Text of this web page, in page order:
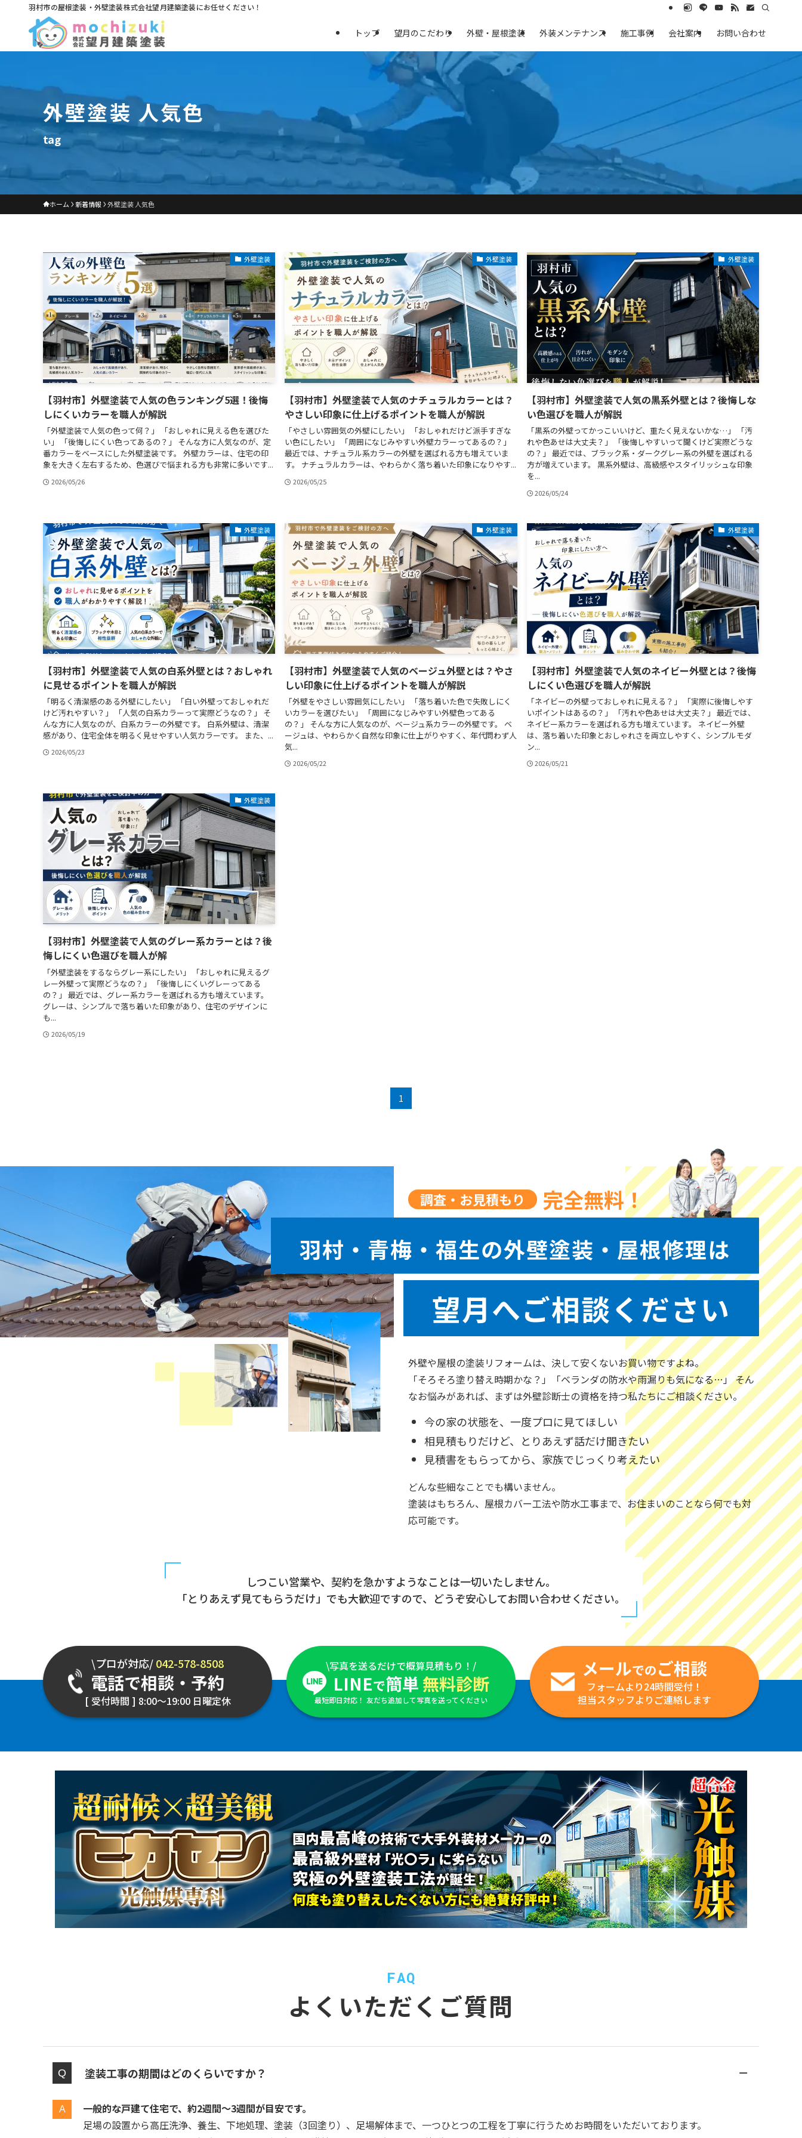
羽村市の屋根塗装・外壁塗装株式会社望月建築塗装にお任せください！
トップ 望月のこだわり 外壁・屋根塗装 外装メンテナンス 施工事例 会社案内 お問い合わせ
外壁塗装 人気色
tag
ホーム 新着情報 外壁塗装 人気色
外壁塗装
【羽村市】外壁塗装で人気の色ランキング5選！後悔
しにくいカラーを職人が解説
「外壁塗装で人気の色って何？」 「おしゃれに見える色を選びた
い」 「後悔しにくい色ってあるの？」 そんな方に人気なのが、定
番カラーをベースにした外壁塗装です。 外壁カラーは、住宅の印
象を大きく左右するため、色選びで悩まれる方も非常に多いです...
2026/05/26
外壁塗装
【羽村市】外壁塗装で人気のナチュラルカラーとは？
やさしい印象に仕上げるポイントを職人が解説
「やさしい雰囲気の外壁にしたい」 「おしゃれだけど派手すぎな
い色にしたい」 「周囲になじみやすい外壁カラーってあるの？」
最近では、ナチュラル系カラーの外壁を選ばれる方も増えていま
す。 ナチュラルカラーは、やわらかく落ち着いた印象になりやす...
2026/05/25
外壁塗装
【羽村市】外壁塗装で人気の黒系外壁とは？後悔しな
い色選びを職人が解説
「黒系の外壁ってかっこいいけど、重たく見えないかな…」 「汚
れや色あせは大丈夫？」 「後悔しやすいって聞くけど実際どうな
の？」 最近では、ブラック系・ダークグレー系の外壁を選ばれる
方が増えています。 黒系外壁は、高級感やスタイリッシュな印象
を...
2026/05/24
外壁塗装
【羽村市】外壁塗装で人気の白系外壁とは？おしゃれ
に見せるポイントを職人が解説
「明るく清潔感のある外壁にしたい」 「白い外壁っておしゃれだ
けど汚れやすい？」 「人気の白系カラーって実際どうなの？」 そ
んな方に人気なのが、白系カラーの外壁です。 白系外壁は、清潔
感があり、住宅全体を明るく見せやすい人気カラーです。 また、...
2026/05/23
外壁塗装
【羽村市】外壁塗装で人気のベージュ外壁とは？やさ
しい印象に仕上げるポイントを職人が解説
「外壁をやさしい雰囲気にしたい」 「落ち着いた色で失敗しにく
いカラーを選びたい」 「周囲になじみやすい外壁色ってある
の？」 そんな方に人気なのが、ベージュ系カラーの外壁です。 ベ
ージュは、やわらかく自然な印象に仕上がりやすく、年代問わず人
気...
2026/05/22
外壁塗装
【羽村市】外壁塗装で人気のネイビー外壁とは？後悔
しにくい色選びを職人が解説
「ネイビーの外壁っておしゃれに見える？」 「実際に後悔しやす
いポイントはあるの？」 「汚れや色あせは大丈夫？」 最近では、
ネイビー系カラーを選ばれる方も増えています。 ネイビー外壁
は、落ち着いた印象とおしゃれさを両立しやすく、シンプルモダ
ン...
2026/05/21
外壁塗装
【羽村市】外壁塗装で人気のグレー系カラーとは？後
悔しにくい色選びを職人が解
「外壁塗装をするならグレー系にしたい」 「おしゃれに見えるグ
レー外壁って実際どうなの？」 「後悔しにくいグレーってある
の？」 最近では、グレー系カラーを選ばれる方も増えています。
グレーは、シンプルで落ち着いた印象があり、住宅のデザインに
も...
2026/05/19
1
調査・お見積もり 完全無料！
羽村・青梅・福生の外壁塗装・屋根修理は
望月へご相談ください
外壁や屋根の塗装リフォームは、決して安くないお買い物ですよね。
「そろそろ塗り替え時期かな？」「ベランダの防水や雨漏りも気になる…」 そん
なお悩みがあれば、まずは外壁診断士の資格を持つ私たちにご相談ください。
今の家の状態を、一度プロに見てほしい
相見積もりだけど、とりあえず話だけ聞きたい
見積書をもらってから、家族でじっくり考えたい
どんな些細なことでも構いません。
塗装はもちろん、屋根カバー工法や防水工事まで、お住まいのことなら何でも対
応可能です。
しつこい営業や、契約を急かすようなことは一切いたしません。
「とりあえず見てもらうだけ」でも大歓迎ですので、どうぞ安心してお問い合わせください。
\プロが対応/042-578-8508
電話で相談・予約
[ 受付時間 ] 8:00～19:00 日曜定休
\写真を送るだけで概算見積もり！/
LINEで簡単 無料診断
最短即日対応！ 友だち追加して写真を送ってください
メールでのご相談
フォームより24時間受付！
担当スタッフよりご連絡します
FAQ
よくいただくご質問
塗装工事の期間はどのくらいですか？
一般的な戸建て住宅で、約2週間〜3週間が目安です。
足場の設置から高圧洗浄、養生、下地処理、塗装（3回塗り）、足場解体まで、一つひとつの工程を丁寧に行うためお時間をいただいております。